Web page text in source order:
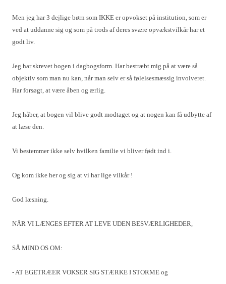
Men jeg har 3 dejlige børn som IKKE er opvokset på institution, som er
ved at uddanne sig og som på trods af deres svære opvækstvilkår har et
godt liv.
Jeg har skrevet bogen i dagbogsform. Har bestræbt mig på at være så
objektiv som man nu kan, når man selv er så følelsesmæssig involveret.
Har forsøgt, at være åben og ærlig.
Jeg håber, at bogen vil blive godt modtaget og at nogen kan få udbytte af
at læse den.
Vi bestemmer ikke selv hvilken familie vi bliver født ind i.
Og kom ikke her og sig at vi har lige vilkår !
God læsning.
NÅR VI LÆNGES EFTER AT LEVE UDEN BESVÆRLIGHEDER,
SÅ MIND OS OM:
- AT EGETRÆER VOKSER SIG STÆRKE I STORME og